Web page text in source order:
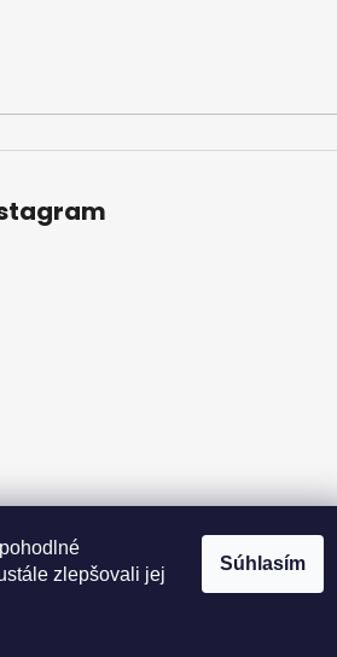
zlepšovali jej
Súhlasím
Sledovať na Instagrame